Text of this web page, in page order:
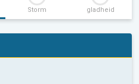
Storm gladheid